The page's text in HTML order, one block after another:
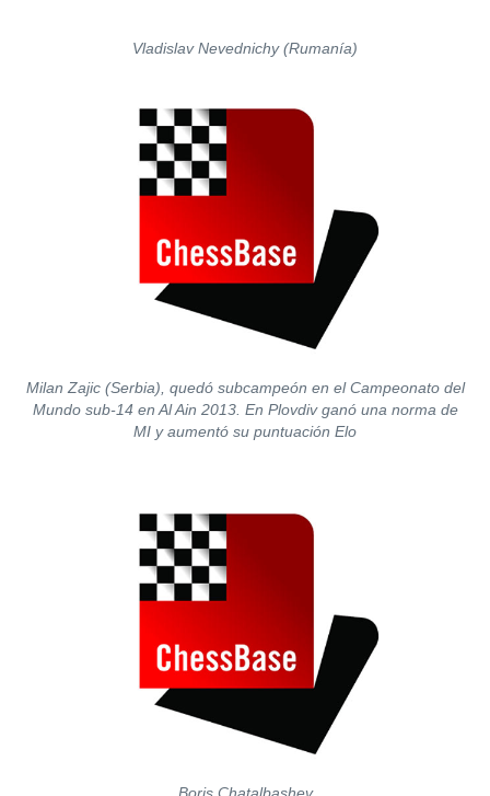
Vladislav Nevednichy (Rumanía)
Milan Zajic (Serbia), quedó subcampeón en el Campeonato del
Mundo sub-14 en Al Ain 2013. En Plovdiv ganó una norma de
MI y aumentó su puntuación Elo